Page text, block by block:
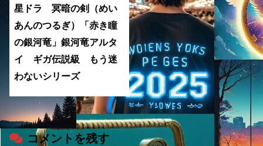
星ドラ 冥暗の剣（めい
あんのつるぎ）「赤き瞳
の銀河竜」銀河竜アルタ
イ ギガ伝説級 もう迷
わないシリーズ
コメントを残す